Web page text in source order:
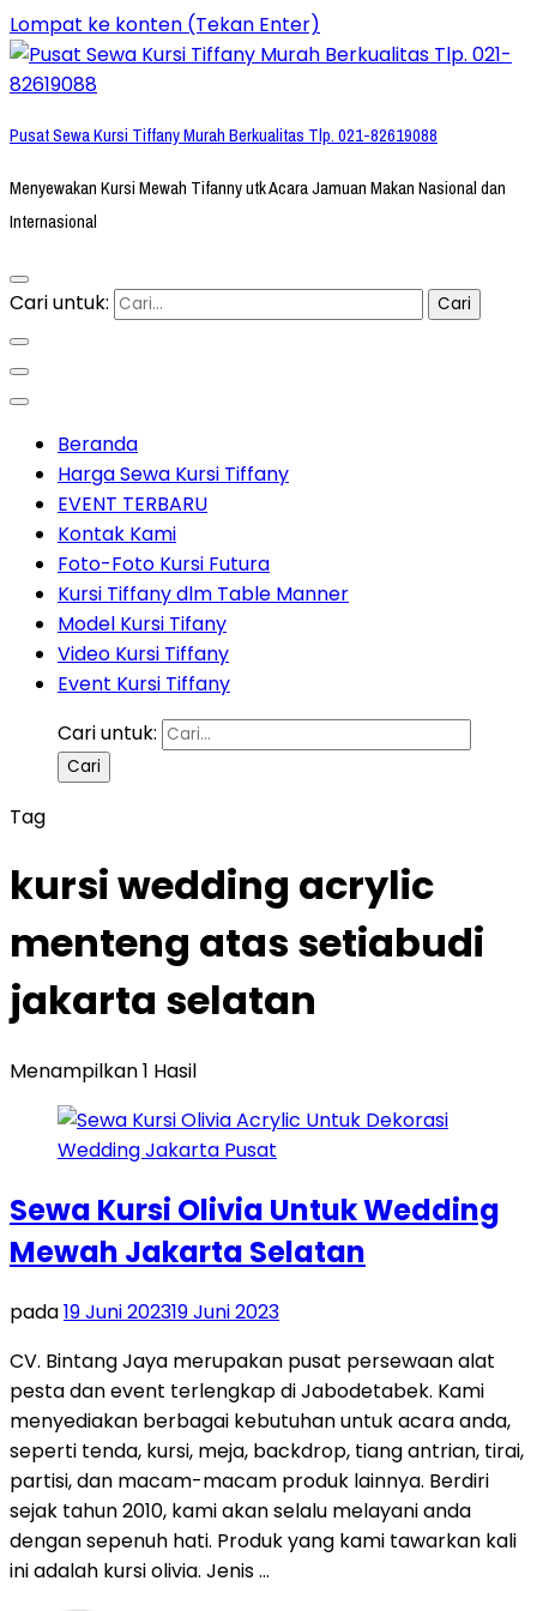
Lompat ke konten (Tekan Enter)
Pusat Sewa Kursi Tiffany Murah Berkualitas Tlp. 021-82619088
Menyewakan Kursi Mewah Tifanny utk Acara Jamuan Makan Nasional dan
Internasional
Cari untuk:
Beranda
Harga Sewa Kursi Tiffany
EVENT TERBARU
Kontak Kami
Foto-Foto Kursi Futura
Kursi Tiffany dlm Table Manner
Model Kursi Tifany
Video Kursi Tiffany
Event Kursi Tiffany
Cari untuk:
Tag
kursi wedding acrylic
menteng atas setiabudi
jakarta selatan
Menampilkan 1 Hasil
Sewa Kursi Olivia Untuk Wedding
Mewah Jakarta Selatan
pada19 Juni 202319 Juni 2023
CV. Bintang Jaya merupakan pusat persewaan alat
pesta dan event terlengkap di Jabodetabek. Kami
menyediakan berbagai kebutuhan untuk acara anda,
seperti tenda, kursi, meja, backdrop, tiang antrian, tirai,
partisi, dan macam-macam produk lainnya. Berdiri
sejak tahun 2010, kami akan selalu melayani anda
dengan sepenuh hati. Produk yang kami tawarkan kali
ini adalah kursi olivia. Jenis …